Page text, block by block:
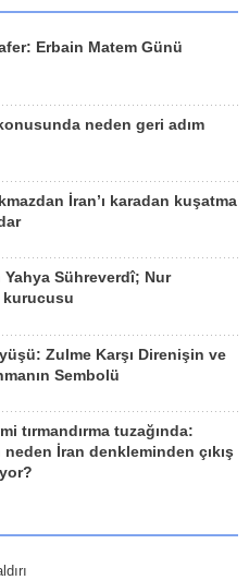
Erbain Matem Günü
neden geri adım
İran’ı karadan kuşatma
Sühreverdî; Nur
Zulme Karşı Direnişin ve
Sembolü
tırmandırma tuzağında:
İran denkleminden çıkış